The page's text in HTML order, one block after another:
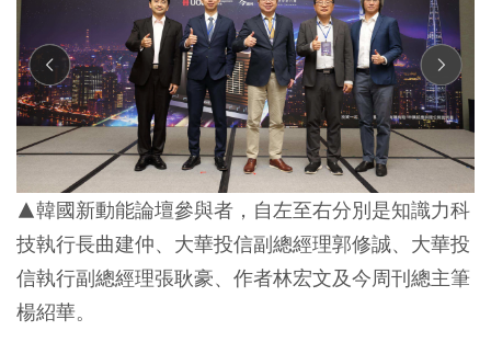
▲韓國新動能論壇參與者，自左至右分別是知識力科
技執行長曲建仲、大華投信副總經理郭修誠、大華投
信執行副總經理張耿豪、作者林宏文及今周刊總主筆
楊紹華。